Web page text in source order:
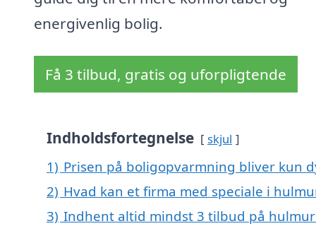
energivenlig bolig.
Få 3 tilbud, gratis og uforpligtende
Indholdsfortegnelse skjul
1) Prisen på boligopvarmning bliver kun
2) Hvad kan et firma med speciale i
3) Indhent altid mindst 3 tilbud på